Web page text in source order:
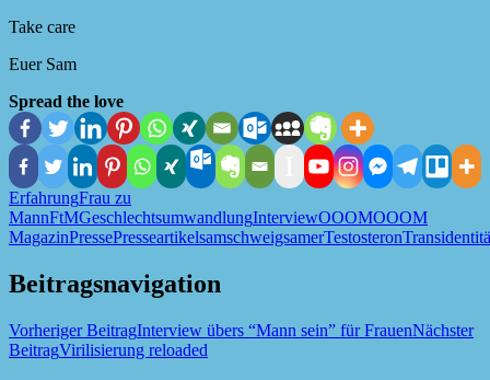
Take care
Euer Sam
Spread the love
ErfahrungFrau zu
MannFtMGeschlechtsumwandlungInterviewOOOMOOOM
MagazinPressePresseartikelsamschweigsamerTestosteron
Beitragsnavigation
Vorheriger BeitragInterview übers “Mann sein” für FrauenNächster
BeitragVirilisierung reloaded